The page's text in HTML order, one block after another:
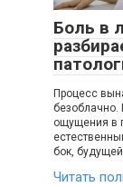
Боль в
Процесс
ощущения в
бок,
Читать